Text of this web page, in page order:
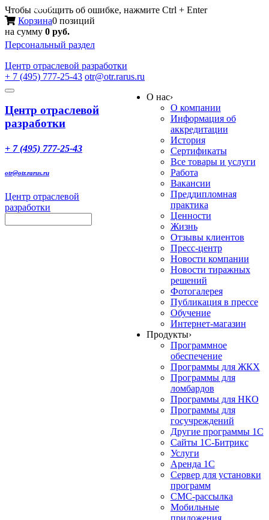
Чтобы сообщить об ошибке, нажмите Ctrl + Enter
Корзина0 позиций
на сумму 0 руб.
Персональный раздел
Центр отраслевой разработки
+ 7 (495) 777-25-43 otr@otr.rarus.ru
Toggle
Меню
Центр отраслевой
разработки
+ 7 (495) 777-25-43
otr@otr.rarus.ru
Центр отраслевой
разработки
О нас›
О компании
Информация об
аккредитации
История
Сертификаты
Все товары и услуги
Работа
Вакансии
Преддипломная
практика
Ценности
Жизнь
Отзывы клиентов
Пресс-центр
Новости компании
Новости тиражных
решений
Фотогалерея
Публикация в прессе
Обучение
Интернет-магазин
Продукты›
Программное
обеспечение
Программы для ЖКХ
Программы для
ломбардов
Программы для НКО
Программы для
госучреждений
Другие программы 1С
Сайты 1С-Битрикс
Услуги
Аренда 1С
Сервер для установки
программ
СМС-рассылка
Мобильные
приложения